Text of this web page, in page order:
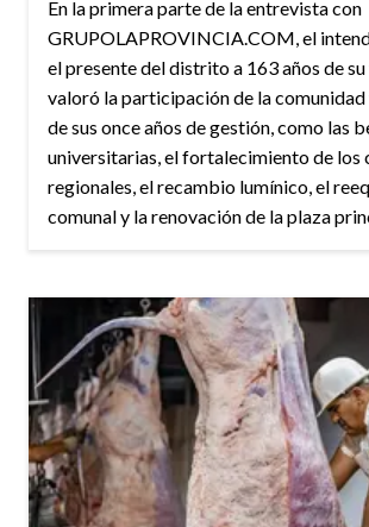
En la primera parte de la entrevista con
GRUPOLAPROVINCIA.COM, el
el presente del distrito a 163 años de
valoró la participación de la
de sus once años de gestión, como las
universitarias, el fortalecimiento de los
regionales, el recambio lumínico, el
comunal y la renovación de la plaza